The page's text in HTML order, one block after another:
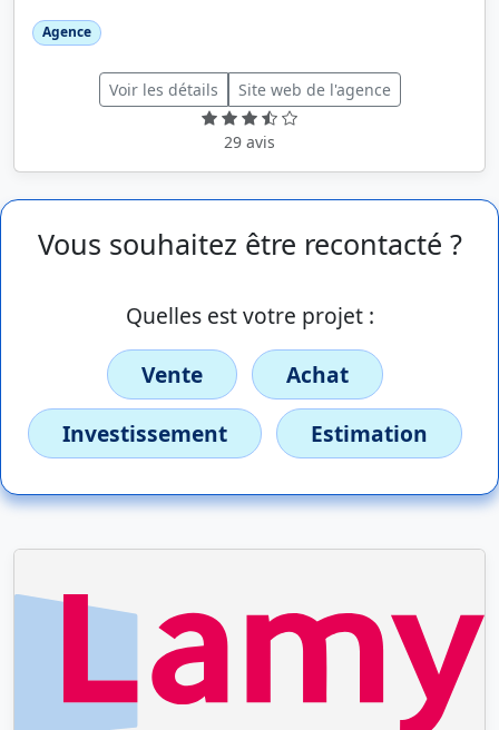
Agence
Voir les détails Site web de l'agence
29 avis
Vous souhaitez être recontacté ?
Quelles est votre projet :
Vente
Achat
Investissement
Estimation